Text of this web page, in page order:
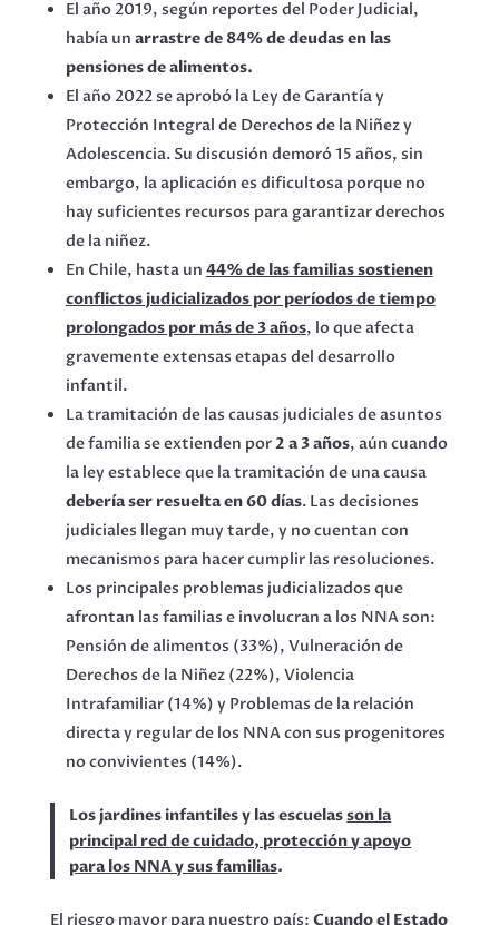
El año 2019, según reportes del Poder Judicial,
había un arrastre de 84% de deudas en las
pensiones de alimentos.
El año 2022 se aprobó la Ley de Garantía y
Protección Integral de Derechos de la Niñez y
Adolescencia. Su discusión demoró 15 años, sin
embargo, la aplicación es dificultosa porque no
hay suficientes recursos para garantizar derechos
de la niñez.
En Chile, hasta un 44% de las familias sostienen
conflictos judicializados por períodos de tiempo
prolongados por más de 3 años, lo que afecta
gravemente extensas etapas del desarrollo
infantil.
La tramitación de las causas judiciales de asuntos
de familia se extienden por2 a 3 años, aún cuando
la ley establece que la tramitación de una causa
debería ser resuelta en 60 días. Las decisiones
judiciales llegan muy tarde, y no cuentan con
mecanismos para hacer cumplir las resoluciones.
Los principales problemas judicializados que
afrontan las familias e involucran a los NNA son:
Pensión de alimentos (33%), Vulneración de
Derechos de la Niñez (22%), Violencia
Intrafamiliar (14%) y Problemas de la relación
directa y regular de los NNA con sus progenitores
no convivientes (14%).
Los jardines infantiles y las escuelasson la
principal red de cuidado, protección y apoyo
para los NNA y sus familias.
El riesgo mayor para nuestro país: Cuando el Estado